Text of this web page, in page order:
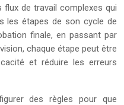
de travail complexes qui
les étapes de son cycle de
finale, en passant par
chaque étape peut être
et réduire les erreurs
des règles pour que